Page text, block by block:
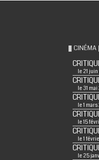
CINÉMA
le 21
le 31
le 1
le 15
le 1
le 25